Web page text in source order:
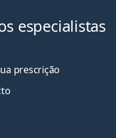
especialistas
prescrição